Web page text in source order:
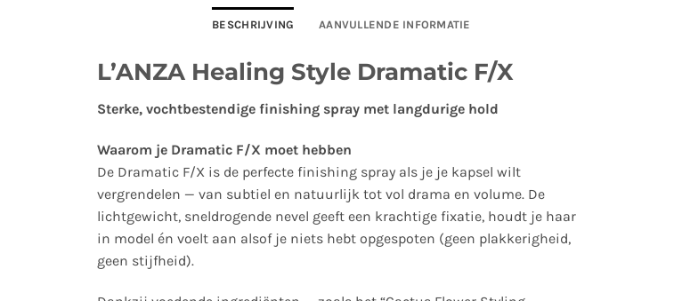
BESCHRIJVING AANVULLENDE INFORMATIE
L’ANZA Healing Style Dramatic F/X
Sterke, vochtbestendige finishing spray met langdurige hold
Waarom je Dramatic F/X moet hebben
De Dramatic F/X is de perfecte finishing spray als je je kapsel wilt
vergrendelen — van subtiel en natuurlijk tot vol drama en volume. De
lichtgewicht, sneldrogende nevel geeft een krachtige fixatie, houdt je haar
in model én voelt aan alsof je niets hebt opgespoten (geen plakkerigheid,
geen stijfheid).